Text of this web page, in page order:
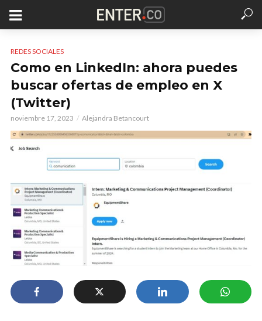
REDES SOCIALES
Como en LinkedIn: ahora puedes
buscar ofertas de empleo en X
(Twitter)
noviembre 17, 2023 Alejandra Betancourt